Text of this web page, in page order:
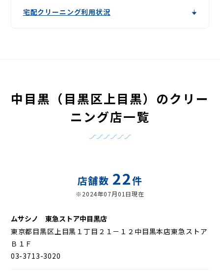
宅配クリーニング利用状況
中目黒（目黒区上目黒）のクリー
ニング店一覧
店舗数 22件
※2024年07月01日現在
ムサシノ 東急ストア中目黒店
東京都目黒区上目黒１丁目２１－１２中目黒本店東急ストア
Ｂ１Ｆ
03-3713-3020